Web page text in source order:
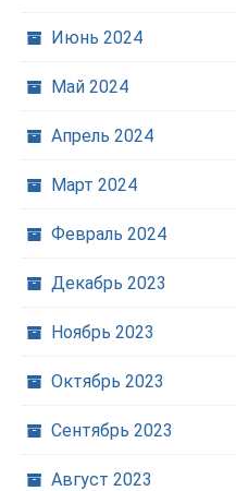
Июнь 2024
Май 2024
Апрель 2024
Март 2024
Февраль 2024
Декабрь 2023
Ноябрь 2023
Октябрь 2023
Сентябрь 2023
Август 2023